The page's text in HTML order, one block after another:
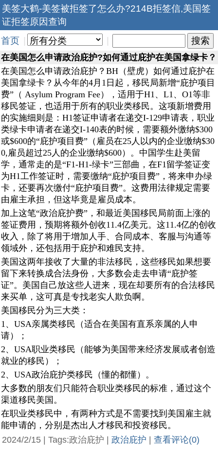
美签大鹤-美签被拒签了怎么办?214B拒签信,美国签
证拒签原因查询
首页
在美国怎么申请政治庇护?如何通过庇护在美国拿绿卡？
在美国怎么申请政治庇护？BH（壁虎）如何通过庇护在
美国拿绿卡？从今年的4月1日起，移民局新增“庇护项目
费”（ Asylum Program Fee），适用于H1、L1、O1等非
移民签证，也适用于所有的职业类移民。这项新增费用
的实施细则是：H1签证申请者在递交I-129申请表，职业
类绿卡申请者在递交I-140表的时候，需要额外缴纳$300
或$600的“庇护项目费”（雇员在25人以内的企业缴纳$30
0,雇员超过25人的企业缴纳$600）。中国学生赴美留
学，通常走的是“F1-H1-绿卡”三部曲，在F1留学签证变
为H1工作签证时，需要缴纳“庇护项目费”，将来申办绿
卡，还要再次缴付“庇护项目费”。这费用法律规定需要
由雇主承担，但这毕竟是雇员成本。
加上这笔“政治庇护费”，和最近美国移民局前面上涨的
签证费用，预期将额外创收11.4亿美元。这11.4亿的创收
收入，除了将用于增加人手、合同成本、客服与沟通等
领域外，还包括用于庇护和难民支持。
美国这两年接收了大量的非法移民，这些移民如果想要
留下来转换成合法身份，大多数会走去申请“庇护签
证”。美国自己放这些人进来，现在却要所有的合法移民
来买单，这可真是专找老实人欺负啊。
美国移民分为三大类：
1、USA亲属类移民（适合在美国有直系亲属的人申
请）；
2、USA职业类移民（能够为美国带来经济发展或者创造
就业的移民）；
2、USA政治庇护类移民（懂的都懂）。
大多数的朋友们只能符合职业类移民的标准，通过这个
渠道移民美国。
在职业类移民中，有两种方式是不需要找到美国雇主就
能申请的，分别是杰出人才移民和投资移民。
2024/2/15 | Tags:政治庇护 | 政治庇护
查看评论(0)